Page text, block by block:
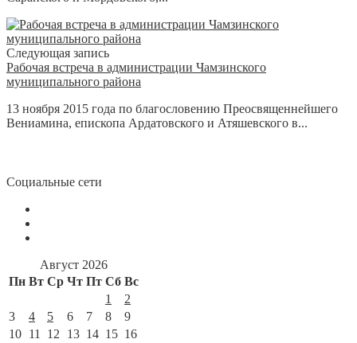
Следующая запись
Рабочая встреча в администрации Чамзинского
муниципального района
13 ноября 2015 года по благословению Преосвященнейшего
Вениамина, епископа Ардатовского и Атяшевского в...
Социальные сети
Август 2026
Пн Вт Ср Чт Пт Сб Вс
1
2
3
4 5 6 7 8
9
10 11 12 13 14 15 16